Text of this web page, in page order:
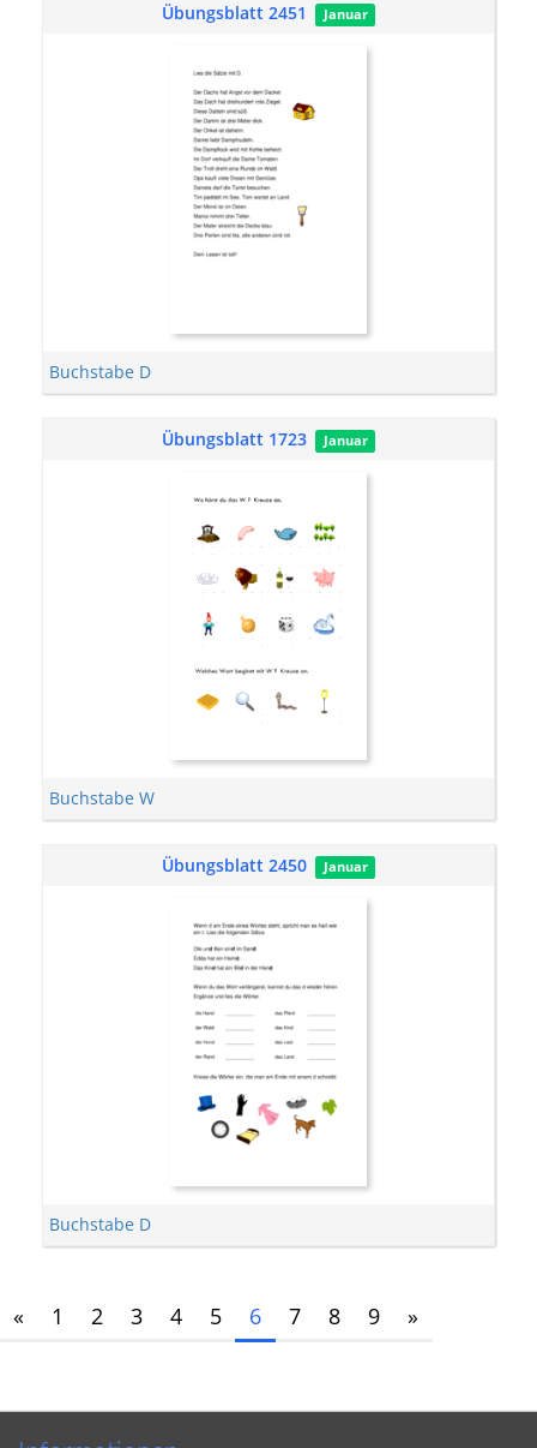
Übungsblatt 2451 Januar
Buchstabe D
Übungsblatt 1723 Januar
Buchstabe W
Übungsblatt 2450 Januar
Buchstabe D
« 1 2 3 4 5 6 7 8 9 »